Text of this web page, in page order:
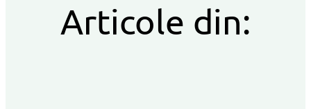
Articole din: